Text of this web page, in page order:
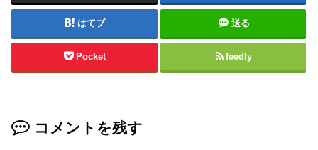
はてブ 送る
Pocket feedly
コメントを残す